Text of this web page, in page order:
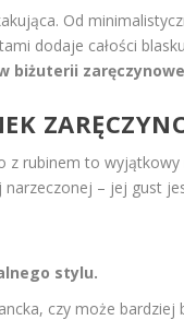
Od
dodaje całości
biżuterii
z rubinem to
– jej gust
stylu.
czy może bardziej